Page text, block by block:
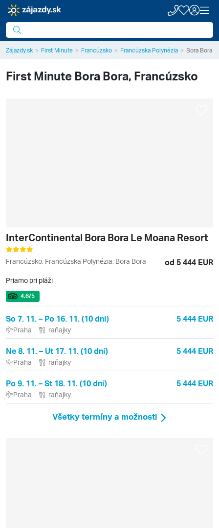
Zájazdy.sk First Minute Francúzsko Francúzska Polynézia Bora Bora
First MinuteBora Bora, Francúzsko
InterContinental Bora Bora Le Moana Resort
Francúzsko, Francúzska Polynézia, Bora Bora od 5 444 EUR
Priamo pri pláži
4.6/5
So 7. 11. – Po 16. 11. (10 dní) 5 444 EUR
Praha raňajky
Ne 8. 11. – Ut 17. 11. (10 dní) 5 444 EUR
Praha raňajky
Po 9. 11. – St 18. 11. (10 dní) 5 444 EUR
Praha raňajky
Všetky termíny a možnosti